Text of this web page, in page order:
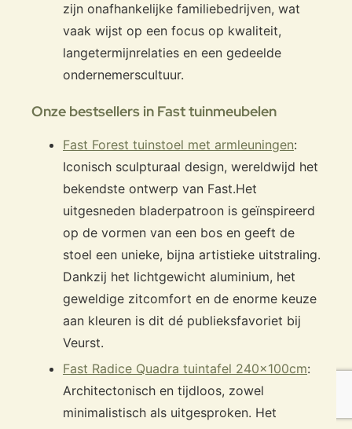
zijn onafhankelijke familiebedrijven, wat
vaak wijst op een focus op kwaliteit,
langetermijnrelaties en een gedeelde
ondernemerscultuur.
Onze bestsellers in Fast tuinmeubelen
Fast Forest tuinstoel met armleuningen:
Iconisch sculpturaal design, wereldwijd het
bekendste ontwerp van Fast.Het
uitgesneden bladerpatroon is geïnspireerd
op de vormen van een bos en geeft de
stoel een unieke, bijna artistieke uitstraling.
Dankzij het lichtgewicht aluminium, het
geweldige zitcomfort en de enorme keuze
aan kleuren is dit dé publieksfavoriet bij
Veurst.
Fast Radice Quadra tuintafel 240x100cm:
Architectonisch en tijdloos, zowel
minimalistisch als uitgesproken. Het